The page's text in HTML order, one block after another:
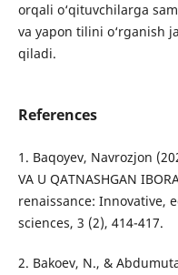
orqali o‘qituvchilarga
va yapon tilini o‘rganish
qiladi.
References
1. Baqoyev, Navrozjon
VA U QATNASHGAN
renaissance: Innovative,
sciences, 3 (2), 414-417.
2. Bakoev, N., &